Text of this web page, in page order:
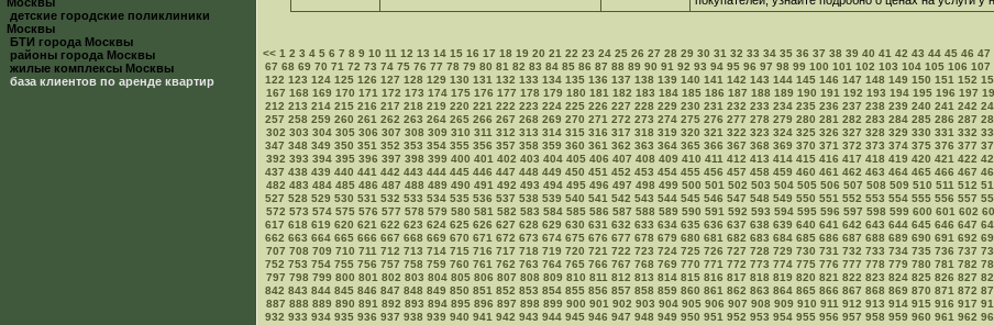
детские городские поликлиники
Москвы
БТИ города Москвы
районы города Москвы
жилые комплексы Москвы
база клиентов по аренде квартир
<< 1 2 3 4 5 6 7 8 9 10 11 12 13 14 15 16 17 18 19 20 21 22 23 24 25 26 27 28 29 30 31 32 33 34 35 36 37 38 39 40 41 42 43 44 45 46 47
67 68 69 70 71 72 73 74 75 76 77 78 79 80 81 82 83 84 85 86 87 88 89 90 91 92 93 94 95 96 97 98 99 100 101 102 103 104 105 106 107
122 123 124 125 126 127 128 129 130 131 132 133 134 135 136 137 138 139 140 141 142 143 144 145 146 147 148 149 150 151 152
167 168 169 170 171 172 173 174 175 176 177 178 179 180 181 182 183 184 185 186 187 188 189 190 191 192 193 194 195 196 197
212 213 214 215 216 217 218 219 220 221 222 223 224 225 226 227 228 229 230 231 232 233 234 235 236 237 238 239 240 241 242
257 258 259 260 261 262 263 264 265 266 267 268 269 270 271 272 273 274 275 276 277 278 279 280 281 282 283 284 285 286 287
302 303 304 305 306 307 308 309 310 311 312 313 314 315 316 317 318 319 320 321 322 323 324 325 326 327 328 329 330 331 332
347 348 349 350 351 352 353 354 355 356 357 358 359 360 361 362 363 364 365 366 367 368 369 370 371 372 373 374 375 376 377
392 393 394 395 396 397 398 399 400 401 402 403 404 405 406 407 408 409 410 411 412 413 414 415 416 417 418 419 420 421 422
437 438 439 440 441 442 443 444 445 446 447 448 449 450 451 452 453 454 455 456 457 458 459 460 461 462 463 464 465 466 467
482 483 484 485 486 487 488 489 490 491 492 493 494 495 496 497 498 499 500 501 502 503 504 505 506 507 508 509 510 511 512
527 528 529 530 531 532 533 534 535 536 537 538 539 540 541 542 543 544 545 546 547 548 549 550 551 552 553 554 555 556 557
572 573 574 575 576 577 578 579 580 581 582 583 584 585 586 587 588 589 590 591 592 593 594 595 596 597 598 599 600 601 602
617 618 619 620 621 622 623 624 625 626 627 628 629 630 631 632 633 634 635 636 637 638 639 640 641 642 643 644 645 646 647
662 663 664 665 666 667 668 669 670 671 672 673 674 675 676 677 678 679 680 681 682 683 684 685 686 687 688 689 690 691 692
707 708 709 710 711 712 713 714 715 716 717 718 719 720 721 722 723 724 725 726 727 728 729 730 731 732 733 734 735 736 737
752 753 754 755 756 757 758 759 760 761 762 763 764 765 766 767 768 769 770 771 772 773 774 775 776 777 778 779 780 781 782
797 798 799 800 801 802 803 804 805 806 807 808 809 810 811 812 813 814 815 816 817 818 819 820 821 822 823 824 825 826 827
842 843 844 845 846 847 848 849 850 851 852 853 854 855 856 857 858 859 860 861 862 863 864 865 866 867 868 869 870 871 872
887 888 889 890 891 892 893 894 895 896 897 898 899 900 901 902 903 904 905 906 907 908 909 910 911 912 913 914 915 916 917
932 933 934 935 936 937 938 939 940 941 942 943 944 945 946 947 948 949 950 951 952 953 954 955 956 957 958 959 960 961 962